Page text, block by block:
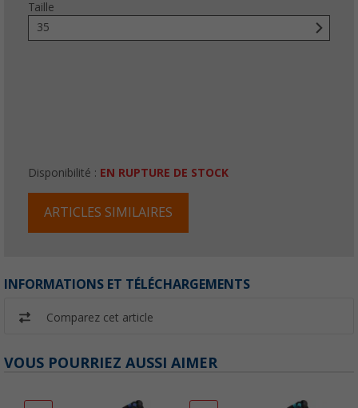
Taille
35
Disponibilité : EN RUPTURE DE STOCK
ARTICLES SIMILAIRES
INFORMATIONS ET TÉLÉCHARGEMENTS
Comparez cet article
VOUS POURRIEZ AUSSI AIMER